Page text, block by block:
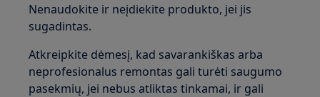
Nenaudokite ir neįdiekite produkto, jei jis
sugadintas.
Atkreipkite dėmesį, kad savarankiškas arba
neprofesionalus remontas gali turėti saugumo
pasekmių, jei nebus atliktas tinkamai, ir gali